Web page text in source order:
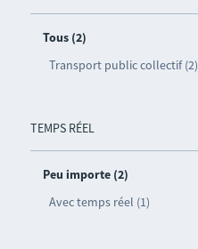
Tous (2)
Transport public collectif (2)
TEMPS RÉEL
Peu importe (2)
Avec temps réel (1)